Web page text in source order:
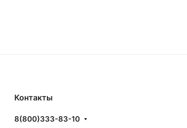
Контакты
8(800)333-83-10